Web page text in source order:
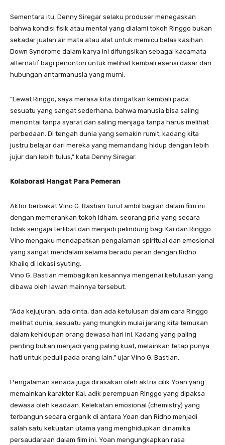
​Sementara itu, Denny Siregar selaku produser menegaskan
bahwa kondisi fisik atau mental yang dialami tokoh Ringgo bukan
sekadar jualan air mata atau alat untuk memicu belas kasihan.
Down Syndrome dalam karya ini difungsikan sebagai kacamata
alternatif bagi penonton untuk melihat kembali esensi dasar dari
hubungan antarmanusia yang murni.
​“Lewat Ringgo, saya merasa kita diingatkan kembali pada
sesuatu yang sangat sederhana, bahwa manusia bisa saling
mencintai tanpa syarat dan saling menjaga tanpa harus melihat
perbedaan. Di tengah dunia yang semakin rumit, kadang kita
justru belajar dari mereka yang memandang hidup dengan lebih
jujur dan lebih tulus,” kata Denny Siregar.
Kolaborasi Hangat Para Pemeran
​Aktor berbakat Vino G. Bastian turut ambil bagian dalam film ini
dengan memerankan tokoh Idham, seorang pria yang secara
tidak sengaja terlibat dan menjadi pelindung bagi Kai dan Ringgo.
Vino mengaku mendapatkan pengalaman spiritual dan emosional
yang sangat mendalam selama beradu peran dengan Ridho
Khaliq di lokasi syuting.
​Vino G. Bastian membagikan kesannya mengenai ketulusan yang
dibawa oleh lawan mainnya tersebut.
​“Ada kejujuran, ada cinta, dan ada ketulusan dalam cara Ringgo
melihat dunia, sesuatu yang mungkin mulai jarang kita temukan
dalam kehidupan orang dewasa hari ini. Kadang yang paling
penting bukan menjadi yang paling kuat, melainkan tetap punya
hati untuk peduli pada orang lain,” ujar Vino G. Bastian.
​Pengalaman senada juga dirasakan oleh aktris cilik Yoan yang
memainkan karakter Kai, adik perempuan Ringgo yang dipaksa
dewasa oleh keadaan. Kelekatan emosional (chemistry) yang
terbangun secara organik di antara Yoan dan Ridho menjadi
salah satu kekuatan utama yang menghidupkan dinamika
persaudaraan dalam film ini. ​Yoan mengungkapkan rasa